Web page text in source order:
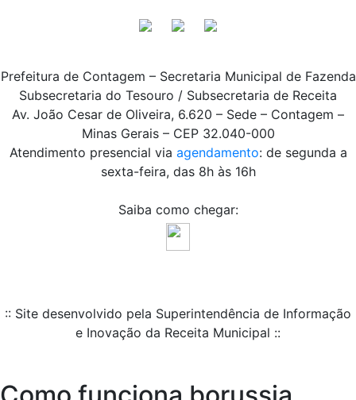
Prefeitura de Contagem – Secretaria Municipal de Fazenda
Subsecretaria do Tesouro / Subsecretaria de Receita
Av. João Cesar de Oliveira, 6.620 – Sede – Contagem –
Minas Gerais – CEP 32.040-000
Atendimento presencial via agendamento: de segunda a
sexta-feira, das 8h às 16h
Saiba como chegar:
:: Site desenvolvido pela Superintendência de Informação
e Inovação da Receita Municipal ::